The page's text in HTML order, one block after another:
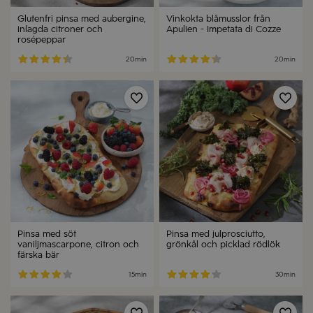
Glutenfri pinsa med aubergine,
inlagda citroner och
rosépeppar
20min
Vinkokta blåmusslor från
Apulien - Impetata di Cozze
20min
Spara
Pinsa med söt
vaniljmascarpone, citron och
färska bär
15min
Pinsa med julprosciutto,
grönkål och picklad rödlök
30min